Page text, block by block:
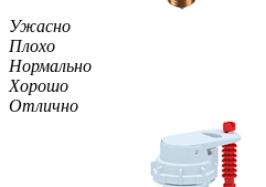
Ужасно
Плохо
Нормально
Хорошо
Отлично